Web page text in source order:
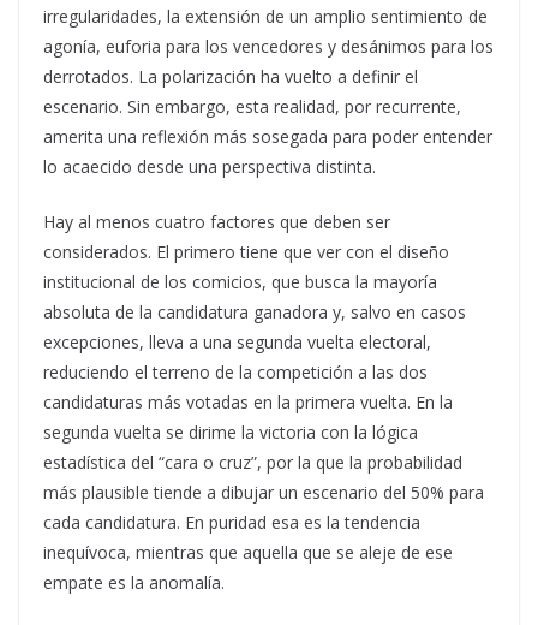
irregularidades, la extensión de un amplio sentimiento de
agonía, euforia para los vencedores y desánimos para los
derrotados. La polarización ha vuelto a definir el
escenario. Sin embargo, esta realidad, por recurrente,
amerita una reflexión más sosegada para poder entender
lo acaecido desde una perspectiva distinta.
Hay al menos cuatro factores que deben ser
considerados. El primero tiene que ver con el diseño
institucional de los comicios, que busca la mayoría
absoluta de la candidatura ganadora y, salvo en casos
excepciones, lleva a una segunda vuelta electoral,
reduciendo el terreno de la competición a las dos
candidaturas más votadas en la primera vuelta. En la
segunda vuelta se dirime la victoria con la lógica
estadística del “cara o cruz”, por la que la probabilidad
más plausible tiende a dibujar un escenario del 50% para
cada candidatura. En puridad esa es la tendencia
inequívoca, mientras que aquella que se aleje de ese
empate es la anomalía.